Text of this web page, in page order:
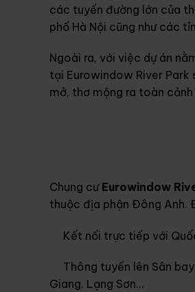
các tuyến đường lớn của
phố Hà Nội cũng như các
Ngoài ra, với việc dự án
tại Eurowindow River
mở, thơ mộng ra toàn
Chung cư Eurowindow
thuộc địa phận Đông Anh.
Kết nối trực tiếp với
Thông tuyến lên Sân
Giang, Lạng Sơn…